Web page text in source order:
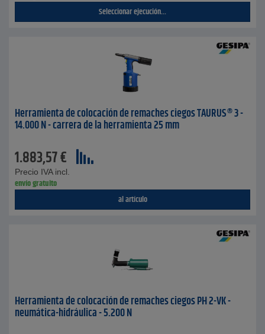
Seleccionar ejecución...
Herramienta de colocación de remaches ciegos TAURUS® 3 -
14.000 N - carrera de la herramienta 25 mm
1.883,57€
Precio IVA incl.
envío gratuito
al artículo
Herramienta de colocación de remaches ciegos PH 2-VK -
neumática-hidráulica - 5.200 N